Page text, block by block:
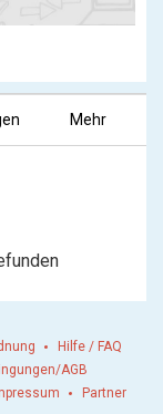
Mehr
Hilfe / FAQ
AGB
Partner